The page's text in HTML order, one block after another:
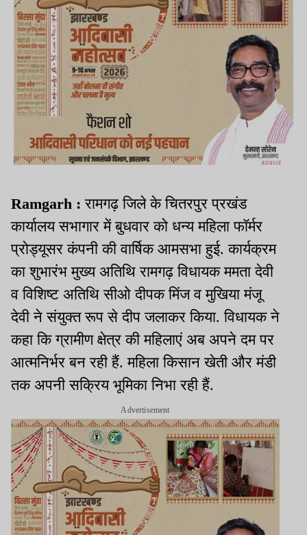
Ramgarh : रामगढ़ जिले के चितरपुर प्रखंड
कार्यालय सभागार में बुधवार को धन्य महिला फॉर्मर
प्रोड्यूसर कंपनी की वार्षिक आमसभा हुई. कार्यक्रम
का शुभारंभ मुख्य अतिथि रामगढ़ विधायक ममता देवी
व विशिष्ट अतिथि सीओ दीपक मिंज व मुखिया मंजू
देवी ने संयुक्त रूप से दीप जलाकर किया. विधायक ने
कहा कि ग्रामीण क्षेत्र की महिलाएं अब अपने दम पर
आत्मनिर्भर बन रही हैं. महिला किसान खेती और मंडी
तक अपनी सक्रिय भूमिका निभा रही हैं.
Advertisement